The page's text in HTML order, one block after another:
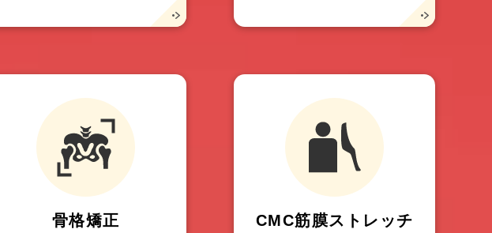
骨格矯正 CMC筋膜ストレッチ